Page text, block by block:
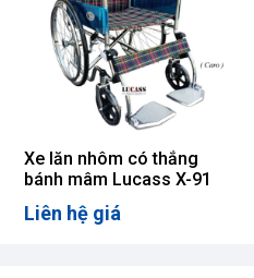
Xe lăn nhôm có thắng
bánh mâm Lucass X-91
Liên hệ giá